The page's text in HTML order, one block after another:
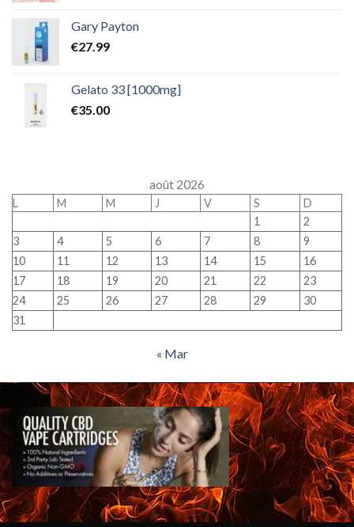
Gary Payton
€27.99
Gelato 33 [1000mg]
€35.00
août 2026
L M M J V S
D
1
2
3
4 5 6 7 8
9
10
11 12 13 14 15
16
17
18 19 20 21 22
23
24
25 26 27 28 29
30
31
« Mar